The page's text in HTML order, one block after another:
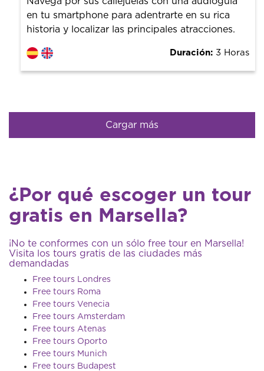
en tu smartphone para adentrarte en su rica
historia y localizar las principales atracciones.
Duración: 3 Horas
Cargar más
¿Por qué escoger un tour
gratis en Marsella?
¡No te conformes con un sólo free tour en Marsella!
Visita los tours gratis de las ciudades más
demandadas
Free tours Londres
Free tours Roma
Free tours Venecia
Free tours Amsterdam
Free tours Atenas
Free tours Oporto
Free tours Munich
Free tours Budapest